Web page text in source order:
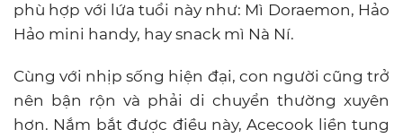
phù hợp với lứa tuổi này như: Mì Doraemon, Hảo
Hảo mini handy, hay snack mì Nà Ní.
Cùng với nhịp sống hiện đại, con người cũng trở
nên bận rộn và phải di chuyển thường xuyên
hơn. Nắm bắt được điều này, Acecook liền tung